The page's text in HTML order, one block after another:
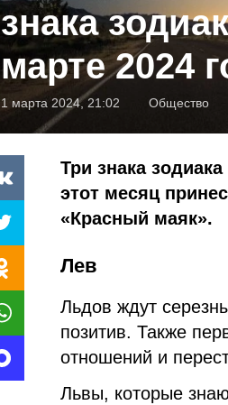
знака
марте 2024
1 марта 2024, 21:02 Общество
Три знака
этот месяц
«Красный маяк».
Лев
Льдов ждут
позитив. Также
отношений и
Львы, которые